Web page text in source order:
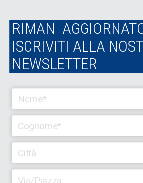
RIMANI
ISCRIVITI ALLA
NEWSLETTER